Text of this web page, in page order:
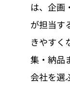
は、企画
が担当す
きやすく
集・納品
会社を選